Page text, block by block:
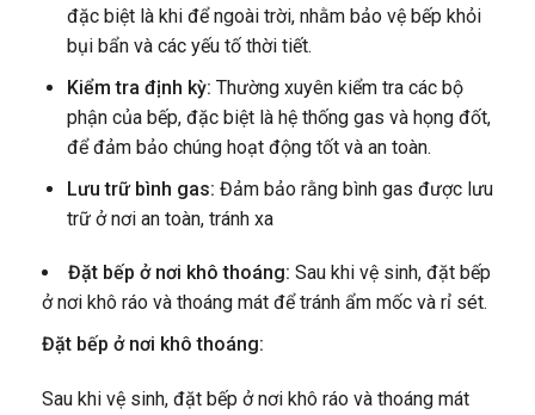
đặc biệt là khi để ngoài trời, nhằm bảo vệ bếp khỏi
bụi bẩn và các yếu tố thời tiết.
Kiểm tra định kỳ: Thường xuyên kiểm tra các bộ
phận của bếp, đặc biệt là hệ thống gas và họng đốt,
để đảm bảo chúng hoạt động tốt và an toàn.
Lưu trữ bình gas: Đảm bảo rằng bình gas được lưu
trữ ở nơi an toàn, tránh xa
Đặt bếp ở nơi khô thoáng: Sau khi vệ sinh, đặt bếp
ở nơi khô ráo và thoáng mát để tránh ẩm mốc và rỉ sét.
Đặt bếp ở nơi khô thoáng:
Sau khi vệ sinh, đặt bếp ở nơi khô ráo và thoáng mát